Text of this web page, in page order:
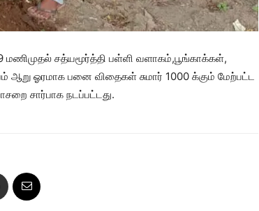
மணிமுதல் சத்யமூர்த்தி பள்ளி வளாகம்,பூங்காக்கள்,
ஆறு ஓரமாக பனை விதைகள் சுமார் 1000 க்கும் மேற்பட்ட
சார்பாக நடப்பட்டது.